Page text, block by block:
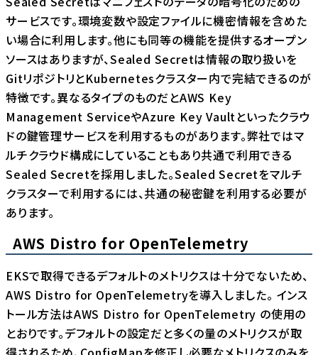
サービスです。環境変数や設定ファイルに機密情報を含めた
い場合に利用します。他にも同等の機能を提供するオープン
ソースはありますが、Sealed Secretは情報の取り扱いを
GitリポジトリとKubernetesクラスター内で完結できるのが
特徴です。異なるタイプのものだとAWS Key
Management ServiceやAzure Key Vaultといったクラウ
ドの鍵管理サービスを利用するものがあります。弊社ではマ
ルチクラウド構成にしていることもあり共通で利用できる
Sealed Secretを採用しました。Sealed Secretをマルチ
クラスターで利用するには、共通の秘密鍵を利用する必要が
あります。
AWS Distro for OpenTelemetry
EKSで取得できるデフォルトのメトリクスは十分でないため、
AWS Distro for OpenTelemetryを導入しました。 インス
トール方法はAWS Distro for OpenTelemetry の使用の
とおりです。デフォルトの設定だと多くの量のメトリクスが取